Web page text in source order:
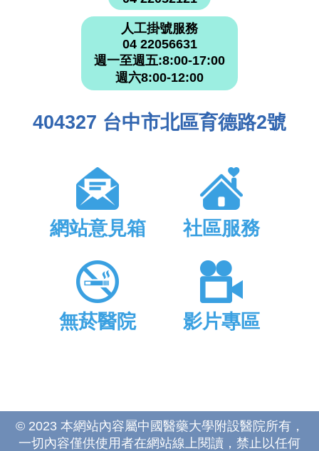
人工掛號服務
04 22056631
週一至週五:8:00-17:00
週六8:00-12:00
404327 台中市北區育德路2號
網站意見箱 社區服務
無菸醫院 影片專區
© 2023 本網站內容屬中國醫藥大學附設醫院所有，
一切內容僅供使用者在網站線上閱讀，禁止以任何